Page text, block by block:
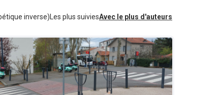
inverse) Les plus suiviesAvec le plus d'auteurs